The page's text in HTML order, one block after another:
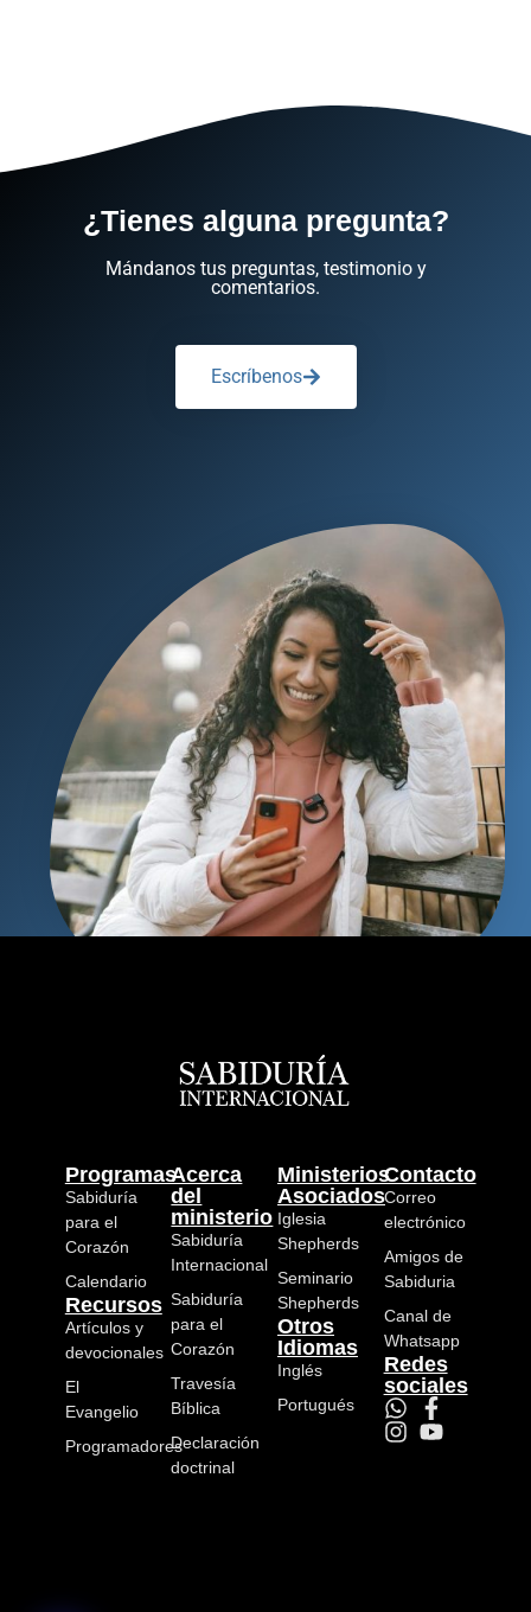
¿Tienes alguna pregunta?
Mándanos tus preguntas, testimonio y
comentarios.
Escríbenos
Programas
Sabiduría
para el
Corazón
Calendario
Recursos
Artículos y
devocionales
El
Evangelio
Programadores
Acerca
del
ministerio
Sabiduría
Internacional
Sabiduría
para el
Corazón
Travesía
Bíblica
Declaración
doctrinal
Ministerios
Asociados
Iglesia
Shepherds
Seminario
Shepherds
Otros
Idiomas
Inglés
Portugués
Contacto
Correo
electrónico
Amigos de
Sabiduria
Canal de
Whatsapp
Redes
sociales